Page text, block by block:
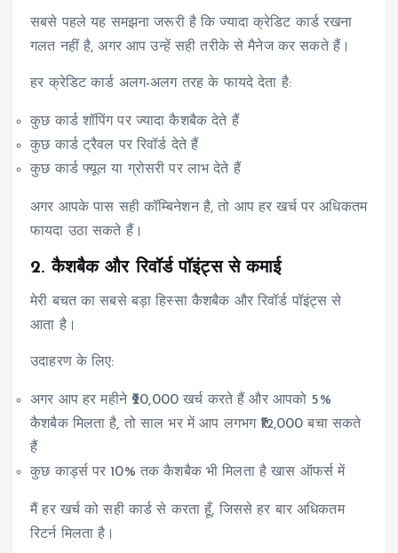
सबसे पहले यह समझना जरूरी है कि ज्यादा क्रेडिट कार्ड रखना
गलत नहीं है, अगर आप उन्हें सही तरीके से मैनेज कर सकते हैं।
हर क्रेडिट कार्ड अलग-अलग तरह के फायदे देता है:
कुछ कार्ड शॉपिंग पर ज्यादा कैशबैक देते हैं
कुछ कार्ड ट्रैवल पर रिवॉर्ड देते हैं
कुछ कार्ड फ्यूल या ग्रोसरी पर लाभ देते हैं
अगर आपके पास सही कॉम्बिनेशन है, तो आप हर खर्च पर अधिकतम
फायदा उठा सकते हैं।
2. कैशबैक और रिवॉर्ड पॉइंट्स से कमाई
मेरी बचत का सबसे बड़ा हिस्सा कैशबैक और रिवॉर्ड पॉइंट्स से
आता है।
उदाहरण के लिए:
अगर आप हर महीने ₹20,000 खर्च करते हैं और आपको 5%
कैशबैक मिलता है, तो साल भर में आप लगभग ₹12,000 बचा सकते
हैं
कुछ कार्ड्स पर 10% तक कैशबैक भी मिलता है खास ऑफर्स में
मैं हर खर्च को सही कार्ड से करता हूँ, जिससे हर बार अधिकतम
रिटर्न मिलता है।